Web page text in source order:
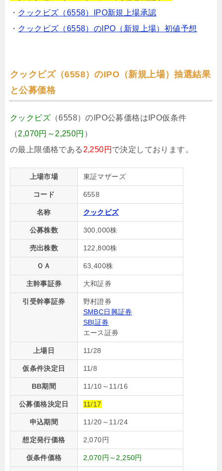
・ クックビズ（6558）IPO新規上場承認
・ クックビズ（6558）のIPO（新規上場）初値予想
クックビズ（6558）のIPO（新規上場）抽選結果
と公募価格
クックビズ （6558）のIPO公募価格はIPO仮条件
（2,070円～2,250円 ）
の最上限価格である 2,250円 で決定しております。
上場市場 東証マザーズ
コード 6558
名称 クックビズ
公募株数 300,000株
売出株数 122,800株
ＯＡ 63,400株
主幹事証券 大和証券
引受幹事証券
野村證券
SMBC日興証券
SBI証券
エース証券
上場日 11/28
仮条件決定日 11/8
BB期間 11/10～11/16
公募価格決定日 11/17
申込期間 11/20～11/24
想定発行価格 2,070円
仮条件価格 2,070円～2,250円